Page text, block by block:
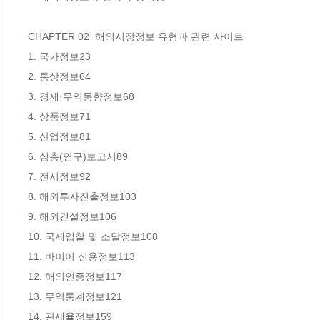
CHAPTER 02  해외시장정보 유형과 관련 사이트
1. 국가정보23
2. 통상정보64
3. 경제·무역동향정보68
4. 상품정보71
5. 산업정보81
6. 심층(연구)보고서89
7. 전시정보92
8. 해외투자진출정보103
9. 해외건설정보106
10. 국제입찰 및 조달정보108
11. 바이어 신용정보113
12. 해외인증정보117
13. 무역통계정보121
14. 관세율정보159